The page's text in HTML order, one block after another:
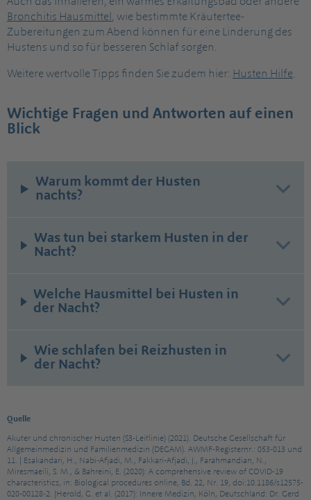
Bronchitis Hausmittel , wie bestimmte Kräutertee-
Zubereitungen zum Abend können für eine Linderung des
Hustens und so für besseren Schlaf sorgen.
Weitere wertvolle Tipps finden Sie zudem hier: Husten Hilfe.
Wichtige Fragen und Antworten auf einen
Blick
Warum kommt der Husten
nachts?
Was tun bei starkem Husten in der
Nacht?
Welche Hausmittel bei Husten in
der Nacht?
Wie schlafen bei Reizhusten in
der Nacht?
Quelle
Akuter und chronischer Husten (S3-Leitlinie) (2021). Deutsche Gesellschaft für
Allgemeinmedizin und Familienmedizin (DEGAM). AWMF-Registernr.: 053-013 und
11. | Esakandari, H., Nabi-Afjadi, M., Fakkari-Afjadi, J., Farahmandian, N.,
Miresmaeili, S. M., & Bahreini, E. (2020): A comprehensive review of COVID-19
characteristics, in: Biological procedures online, Bd. 22, Nr. 19, doi:10.1186/s12575-
020-00128-2. |Herold, G. et al. (2017): Innere Medizin, Köln, Deutschland: Dr. Gerd